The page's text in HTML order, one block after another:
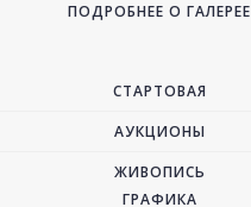
ПОДРОБНЕЕ О ГАЛЕРЕЕ
СТАРТОВАЯ
АУКЦИОНЫ
ЖИВОПИСЬ
ГРАФИКА